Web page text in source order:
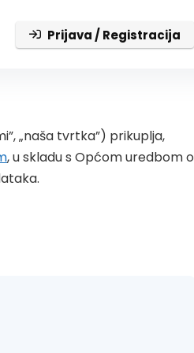
Prijava / Registracija
„naša tvrtka”) prikuplja,
, u skladu s Općom uredbom o